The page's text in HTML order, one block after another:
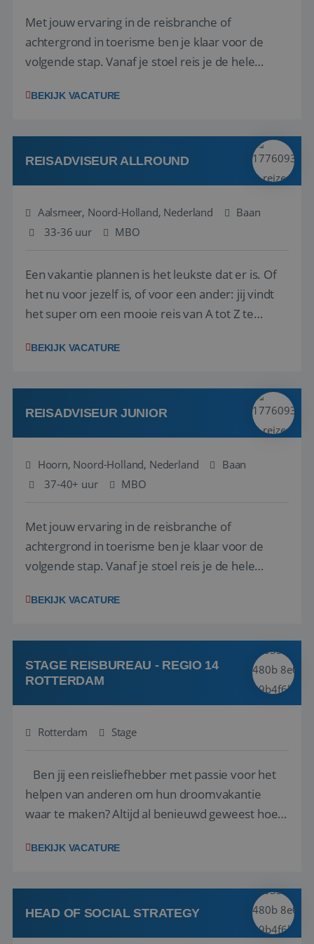
Met jouw ervaring in de reisbranche of
achtergrond in toerisme ben je klaar voor de
volgende stap. Vanaf je stoel reis je de hele
wensen van je team, je klant en wat er in de
klanten te overtuigen om die droomreis te
boeken! ...
BEKIJK VACATURE
REISADVISEUR ALLROUND
Aalsmeer, Noord-Holland, Nederland
Baan
33-36 uur
MBO
Een vakantie plannen is het leukste dat er is. Of
het nu voor jezelf is, of voor een ander: jij vindt
het super om een mooie reis van A tot Z te
vakantiegangers de meest prachtige plekjes op
werken: of het nu gaat om vragen ...
BEKIJK VACATURE
REISADVISEUR JUNIOR
Hoorn, Noord-Holland, Nederland
Baan
37-40+ uur
MBO
Met jouw ervaring in de reisbranche of
achtergrond in toerisme ben je klaar voor de
volgende stap. Vanaf je stoel reis je de hele
wensen van je team, je klant en wat er in de
klanten te overtuigen om die droomreis te
boeken! ...
BEKIJK VACATURE
STAGE REISBUREAU - REGIO 14
ROTTERDAM
Rotterdam Stage
Ben jij een reisliefhebber met passie voor het
helpen van anderen om hun droomvakantie
waar te maken? Altijd al benieuwd geweest hoe
van de grootste reisorganisaties? Dan is een
op zoek naar een enthousiaste, leergie...
BEKIJK VACATURE
HEAD OF SOCIAL STRATEGY